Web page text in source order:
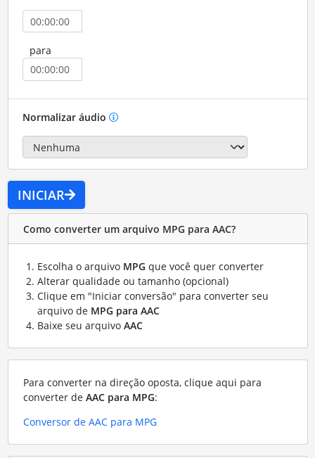
para
Normalizar áudio
INICIAR
Como converter um arquivo MPG para AAC?
Escolha o arquivo MPG que você quer converter
Alterar qualidade ou tamanho (opcional)
Clique em "Iniciar conversão" para converter seu
arquivo de MPG para AAC
Baixe seu arquivo AAC
Para converter na direção oposta, clique aqui para
converter de AAC para MPG:
Conversor de AAC para MPG